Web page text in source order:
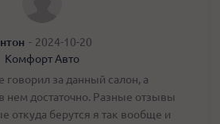
- 2024-10-20
Комфорт Авто
говорил за данный салон, а
нем достаточно. Разные отзывы
откуда берутся я так вообще и